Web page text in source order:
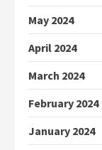
May 2024
April 2024
March 2024
February 2024
January 2024